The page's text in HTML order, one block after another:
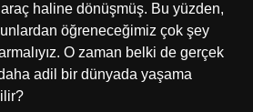
haline dönüşmüş. Bu yüzden,
öğreneceğimiz çok şey
O zaman belki de gerçek
adil bir dünyada yaşama